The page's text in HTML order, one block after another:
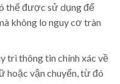
thể được sử dụng để
không lo nguy cơ tràn
trì thông tin chính xác về
hoặc vận chuyển, từ đó